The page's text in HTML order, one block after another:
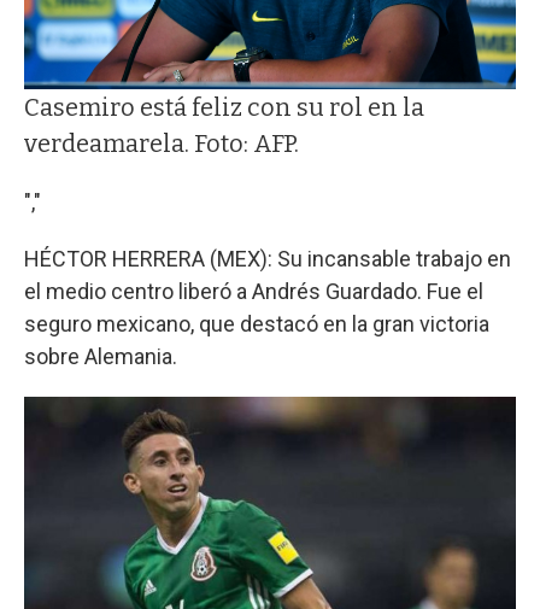
Casemiro está feliz con su rol en la
verdeamarela. Foto: AFP.
","
HÉCTOR HERRERA (MEX): Su incansable trabajo en
el medio centro liberó a Andrés Guardado. Fue el
seguro mexicano, que destacó en la gran victoria
sobre Alemania.